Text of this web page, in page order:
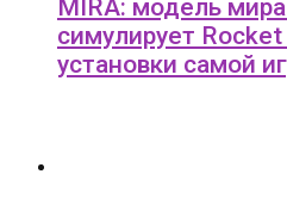
MIRA: модель
симулирует
установки самой